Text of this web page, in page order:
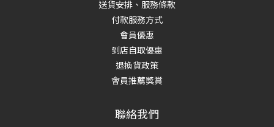
送貨安排、服務條款
付款服務方式
會員優惠
到店自取優惠
退換貨政策
會員推薦獎賞
聯絡我們